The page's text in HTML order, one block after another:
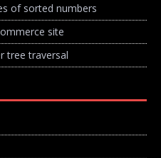
of sorted numbers
site
tree traversal